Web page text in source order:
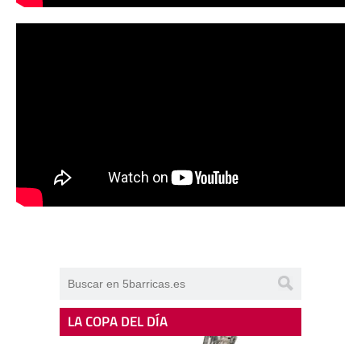
LA COPA DEL DÍA